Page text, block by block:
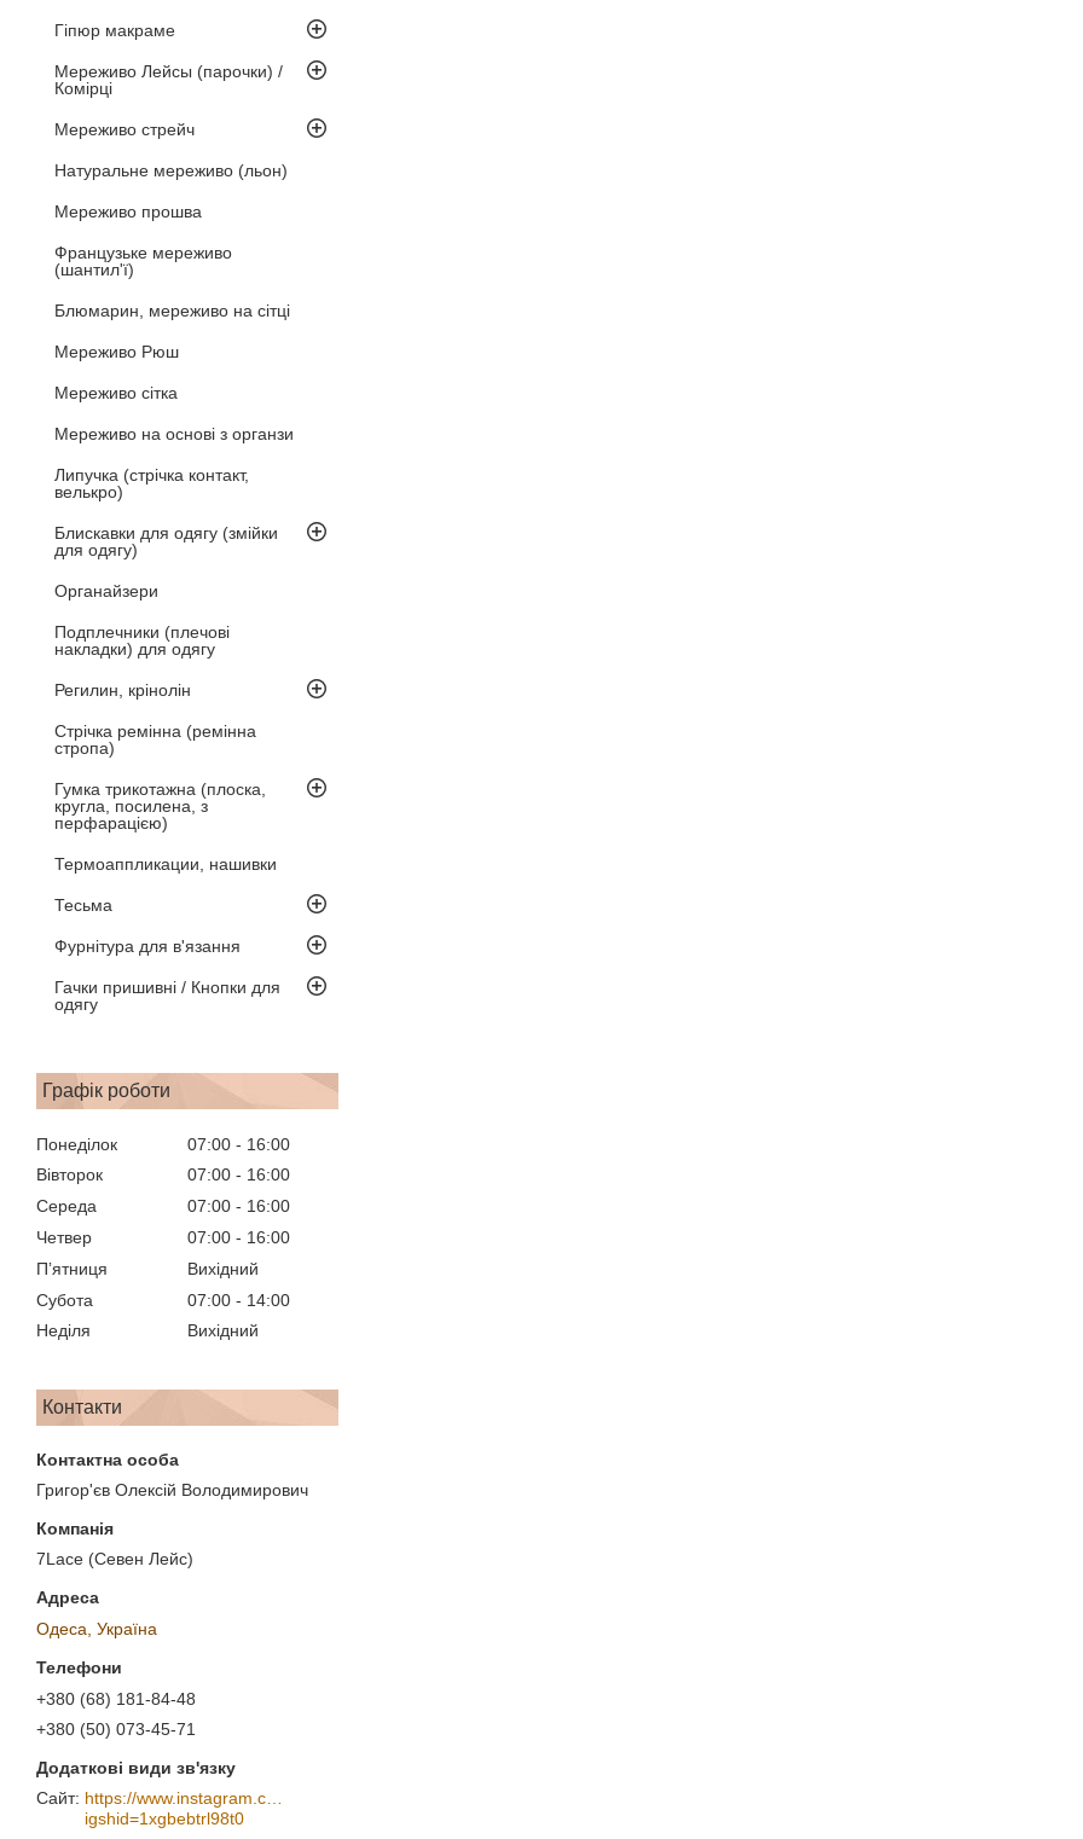
Гіпюр макраме
Мереживо Лейсы (парочки) /
Комірці
Мереживо стрейч
Натуральне мереживо (льон)
Мереживо прошва
Французьке мереживо
(шантил'ї)
Блюмарин, мереживо на сітці
Мереживо Рюш
Мереживо сітка
Мереживо на основі з органзи
Липучка (стрічка контакт,
велькро)
Блискавки для одягу (змійки
для одягу)
Органайзери
Подплечники (плечові
накладки) для одягу
Регилин, крінолін
Стрічка ремінна (ремінна
стропа)
Гумка трикотажна (плоска,
кругла, посилена, з
перфарацією)
Термоаппликации, нашивки
Тесьма
Фурнітура для в'язання
Гачки пришивні / Кнопки для
одягу
Графік роботи
Понеділок 07:00
16:00
Вівторок
07:00
16:00
Середа
07:00
16:00
Четвер
07:00
16:00
Пʼятниця
Вихідний
Субота
07:00
14:00
Неділя
Вихідний
Контакти
Григор'єв Олексій Володимирович
7Lace (Севен Лейс)
Одеса, Україна
+380 (68) 181-84-48
+380 (50) 073-45-71
https://www.instagram.com/7_lace/?
igshid=1xgbebtrl98t0